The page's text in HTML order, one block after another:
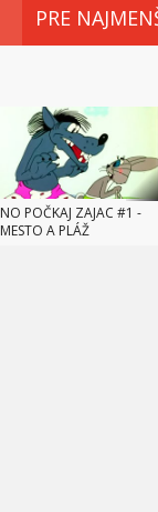
PRE
NO POČKAJ ZAJAC #1 -
MESTO A PLÁŽ